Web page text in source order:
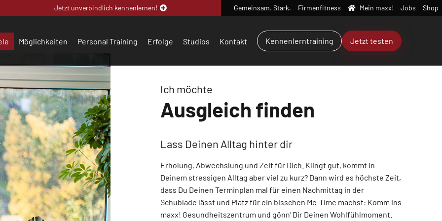
Jetzt unverbindlich kennenlernen! Gemeinsam. Stark. Firmenfitness Mein maxx! Jobs Shop
Möglichkeiten Personal Training Erfolge Studios Kontakt Kennenlerntraining Jetzt testen
Ausgleich finden
Ich möchte
Lass Deinen Alltag hinter dir
Erholung, Abwechslung und Zeit für Dich. Klingt gut, kommt in
Deinem stressigen Alltag aber viel zu kurz? Dann wird es höchste Zeit,
dass Du Deinen Terminplan mal für einen Nachmittag in der
Schublade lässt und Platz für ein bisschen Me-Time machst: Komm ins
maxx! Gesundheitszentrum und gönn’ Dir Deinen Wohlfühlmoment.